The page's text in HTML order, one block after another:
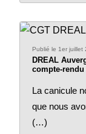
Publié le 1er juillet
DREAL
compte-
La canicule
que nous
(…)